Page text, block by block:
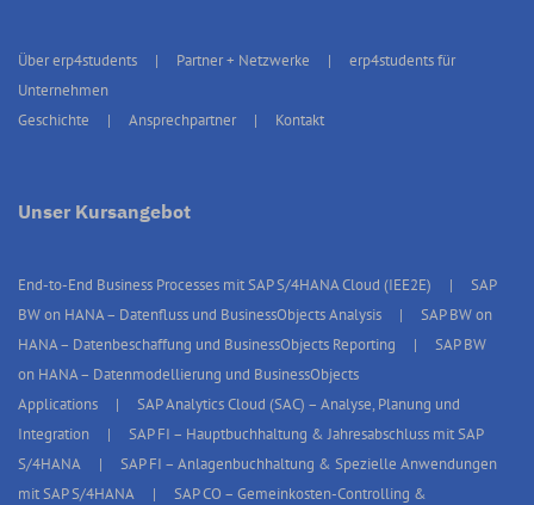
Über erp4students Partner + Netzwerke
erp4students für
Unternehmen
Geschichte
Ansprechpartner Kontakt
Unser Kursangebot
End-to-End Business Processes mit SAP S/4HANA Cloud (IEE2E)
SAP
BW on HANA – Datenfluss und BusinessObjects Analysis
SAP BW on
HANA – Datenbeschaffung und BusinessObjects Reporting
SAP BW
on HANA – Datenmodellierung und BusinessObjects
Applications
SAP Analytics Cloud (SAC) – Analyse, Planung und
Integration
SAP FI – Hauptbuchhaltung & Jahresabschluss mit SAP
S/4HANA
SAP FI – Anlagenbuchhaltung & Spezielle Anwendungen
mit SAP S/4HANA
SAP CO – Gemeinkosten-Controlling &